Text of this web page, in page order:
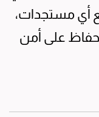
أي مستجدات،
على أمن